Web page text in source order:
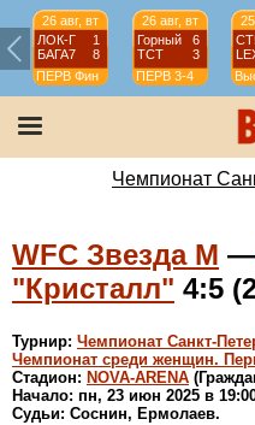
26 авг, вт
ЛОК-Г
1
БАГА7
8
ПЕРВ Фин
26 авг, вт
Горный
6
ТСТ
3
ПЕРВ 3-4
Чемпионат
WFC Звезда М —
"Кристалл" 4:5
Турнир: Чемпионат Санкт-
Чемпионат среди женщин.
Стадион: NOVA-ARENA
Начало: пн, 23 июн 2025 в
Судьи: Соснин, Ермолаев.